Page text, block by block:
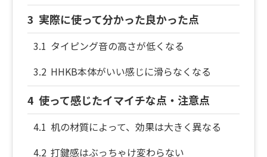
実際に使って分かった良かった点
タイピング音の高さが低くなる
HHKB本体がいい感じに滑らなくなる
使って感じたイマイチな点・注意点
机の材質によって、効果は大きく異なる
打鍵感はぶっちゃけ変わらない